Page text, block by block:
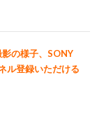
の様子、SONY
ル登録いただける